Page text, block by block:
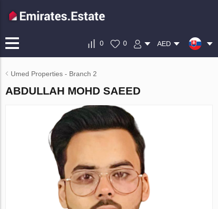
0 0 AED
Umed Properties - Branch 2
ABDULLAH MOHD SAEED